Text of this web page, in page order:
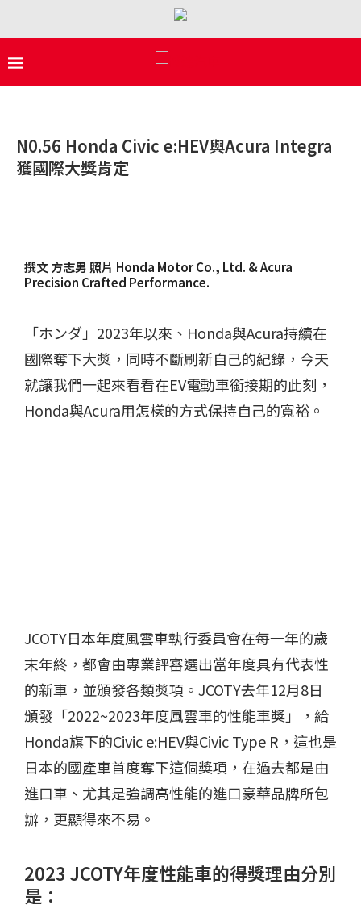
N0.56 Honda Civic e:HEV與Acura Integra
獲國際大獎肯定
撰文 方志男 照片 Honda Motor Co., Ltd. & Acura
Precision Crafted Performance.
「ホンダ」2023年以來、Honda與Acura持續在
國際奪下大獎，同時不斷刷新自己的紀錄，今天
就讓我們一起來看看在EV電動車銜接期的此刻，
Honda與Acura用怎樣的方式保持自己的寬裕。
JCOTY日本年度風雲車執行委員會在每一年的歲
末年終，都會由專業評審選出當年度具有代表性
的新車，並頒發各類獎項。JCOTY去年12月8日
頒發「2022~2023年度風雲車的性能車獎」，給
Honda旗下的Civic e:HEV與Civic Type R，這也是
日本的國產車首度奪下這個獎項，在過去都是由
進口車、尤其是強調高性能的進口豪華品牌所包
辦，更顯得來不易。
2023 JCOTY年度性能車的得獎理由分別
是：